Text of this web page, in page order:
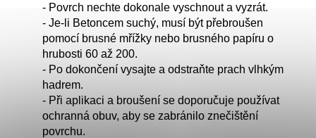
- Povrch nechte dokonale vyschnout a vyzrát.
- Je-li Betoncem suchý, musí být přebroušen
pomocí brusné mřížky nebo brusného papíru o
hrubosti 60 až 200.
- Po dokončení vysajte a odstraňte prach vlhkým
hadrem.
- Při aplikaci a broušení se doporučuje používat
ochranná obuv, aby se zabránilo znečištění
povrchu.